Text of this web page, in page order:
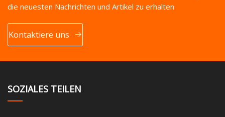
die neuesten Nachrichten und Artikel zu erhalten
Kontaktiere uns
SOZIALES TEILEN